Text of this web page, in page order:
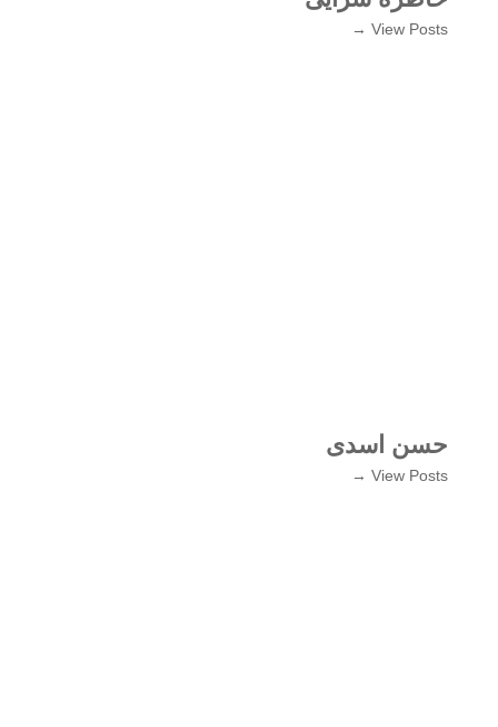
View Posts →
حسن اسدی
View Posts →